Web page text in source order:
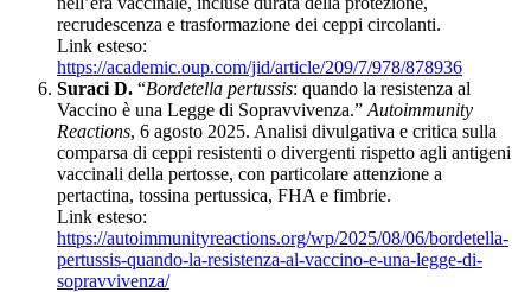
recrudescenza e trasformazione dei ceppi circolanti.
Link esteso:
https://academic.oup.com/jid/article/209/7/978/878936
Suraci D. “Bordetella pertussis: quando la resistenza al
Vaccino è una Legge di Sopravvivenza.” Autoimmunity
Reactions, 6 agosto 2025. Analisi divulgativa e critica sulla
comparsa di ceppi resistenti o divergenti rispetto agli antigeni
vaccinali della pertosse, con particolare attenzione a
pertactina, tossina pertussica, FHA e fimbrie.
Link esteso:
https://autoimmunityreactions.org/wp/2025/08/06/bordetella-
pertussis-quando-la-resistenza-al-vaccino-e-una-legge-di-
sopravvivenza/